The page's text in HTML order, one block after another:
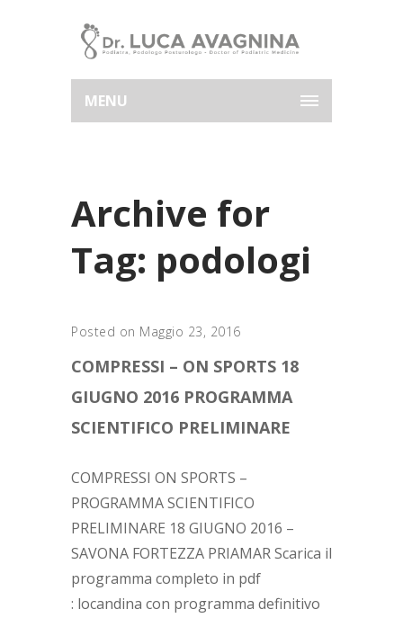
MENU
Archive for
Tag: podologi
Posted on Maggio 23, 2016
COMPRESSI – ON SPORTS 18
GIUGNO 2016 PROGRAMMA
SCIENTIFICO PRELIMINARE
COMPRESSI ON SPORTS –
PROGRAMMA SCIENTIFICO
PRELIMINARE 18 GIUGNO 2016 –
SAVONA FORTEZZA PRIAMAR Scarica il
programma completo in pdf
: locandina con programma definitivo